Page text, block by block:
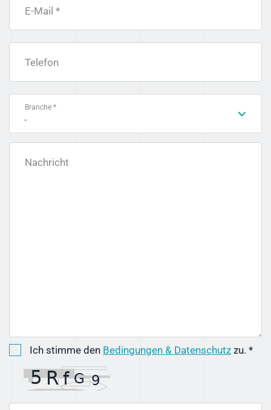
E-Mail *
Telefon
Branche *
-
Nachricht
Ich stimme den Bedingungen & Datenschutz zu. *